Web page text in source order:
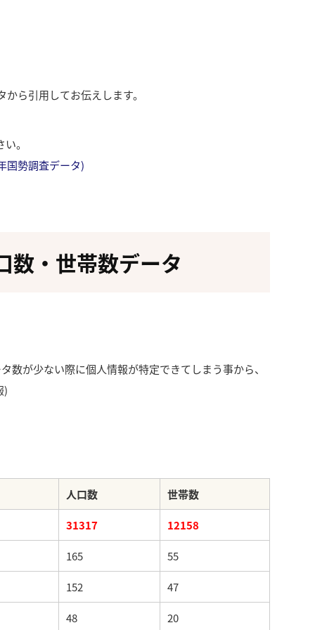
ら引用してお伝えします。
。
国勢調査データ)
数・世帯数データ
数が少ない際に個人情報が特定できてしまう事から、
)
人口数 世帯数
31317 12158
165 55
152 47
48 20